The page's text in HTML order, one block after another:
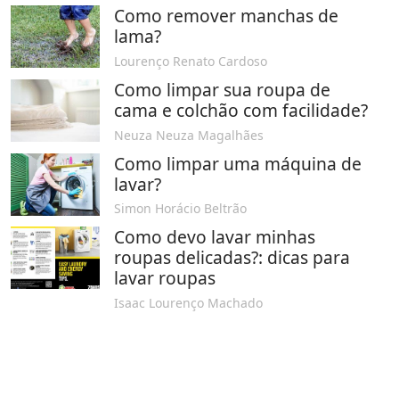
Como remover manchas de
lama?
Lourenço Renato Cardoso
Como limpar sua roupa de
cama e colchão com facilidade?
Neuza Neuza Magalhães
Como limpar uma máquina de
lavar?
Simon Horácio Beltrão
Como devo lavar minhas
roupas delicadas?: dicas para
lavar roupas
Isaac Lourenço Machado